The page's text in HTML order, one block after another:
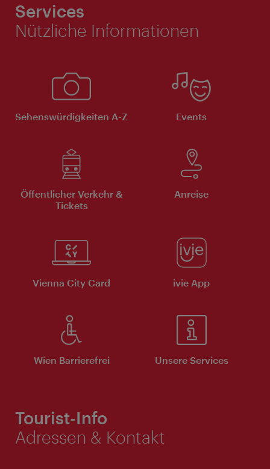
Services
Nützliche Informationen
Sehenswürdigkeiten A-Z Events
Öffentlicher Verkehr &
Tickets
Anreise
Vienna City Card ivie App
Wien Barrierefrei Unsere Services
Tourist-Info
Adressen & Kontakt